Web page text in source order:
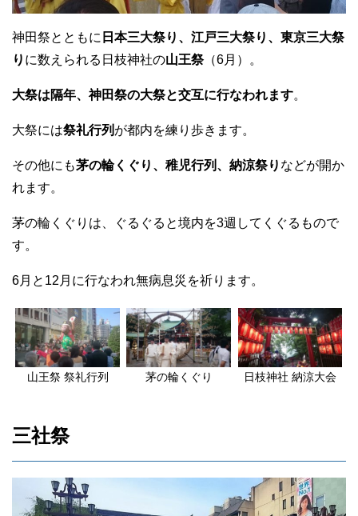
神田祭とともに 日本三大祭り、江戸三大祭り、東京三大祭
り に数えられる日枝神社の山王祭（6月）。
大祭は隔年、神田祭の大祭と交互に行なわれます。
大祭には祭礼行列 が都内を練り歩きます。
その他にも茅の輪くぐり、稚児行列、納涼祭り などが開か
れます。
茅の輪くぐりは、ぐるぐると境内を3週してくぐるもので
す。
6月と12月に行なわれ無病息災を祈ります。
山王祭 祭礼行列 茅の輪くぐり 日枝神社 納涼大会
三社祭